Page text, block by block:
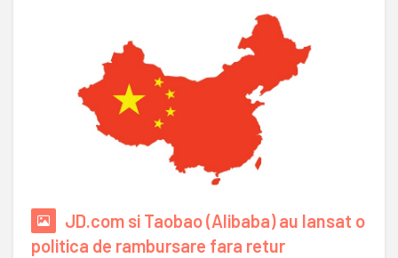
JD.com si Taobao (Alibaba) au lansat o
politica de rambursare fara retur